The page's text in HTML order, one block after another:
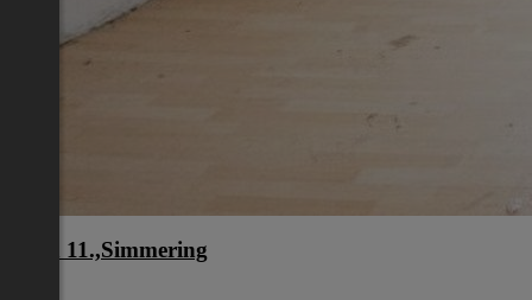
Wien 11.,Simmering